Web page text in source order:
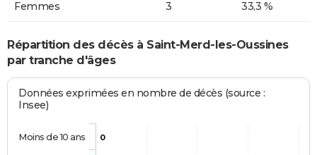
Femmes 3 33,3 %
Répartition des décès à Saint-Merd-les-Oussines
par tranche d'âges
Données exprimées en nombre de décès (source :
Insee)
0
Moins de 10 ans